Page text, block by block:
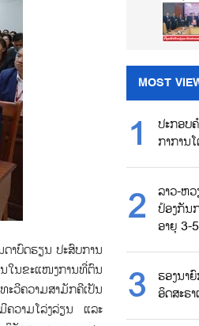
າບົດຮຽນ ປະສົບການ
ໃນຂະແໜງການທີ່ຕົນ
ວີຄວາມສາມັກຄີເປັນ
ຄວາມໂລ່ງລ່ຽນ ແລະ
MOST
ປະກອບ
ກາການ
ລາວ-ຫ
ປ້ອງກັນ
ອາຍຸ 3-
ຮອງນາ
ອິດສະຣ